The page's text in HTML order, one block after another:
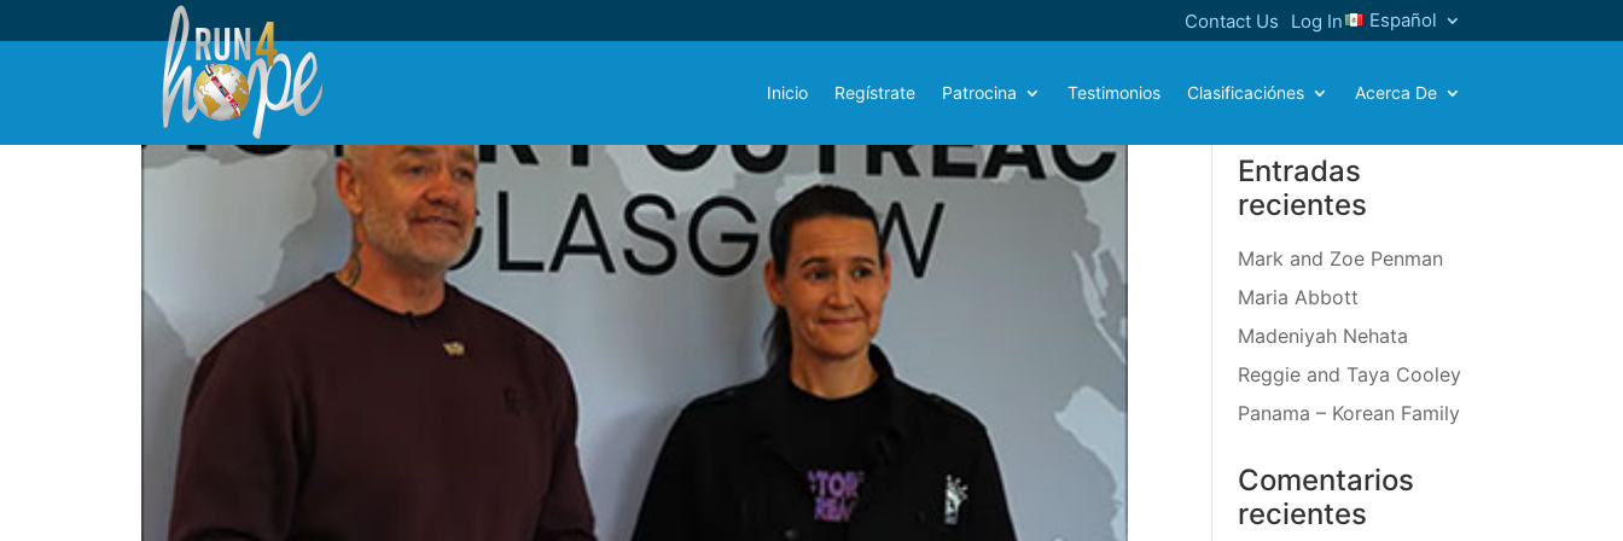
Contact Us Log In
Inicio Regístrate Patrocina Testimonios Clasificaciónes Acerca De
Español
Entradas
recientes
Mark and Zoe Penman
Maria Abbott
Madeniyah Nehata
Reggie and Taya Cooley
Panama – Korean Family
Comentarios
recientes